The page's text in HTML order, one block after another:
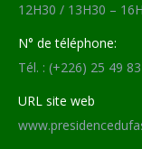
12H30 / 13H30 –
N° de téléphone:
Tél. : (+226) 25 49
URL site web